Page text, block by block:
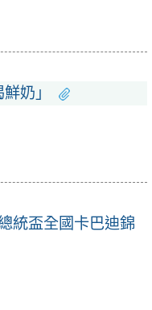
奶」
統盃全國卡巴迪錦